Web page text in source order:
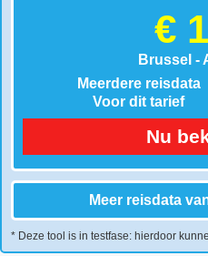
€
Brussel -
Meerdere reisdata
Voor dit tarief
Nu
Meer reisdata
* Deze tool is in testfase: hierdoor